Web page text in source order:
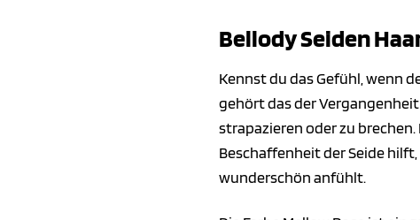
Bellody Seiden
Kennst du das Gefühl, wenn
gehört das der
strapazieren oder zu
Beschaffenheit der Seide
wunderschön anfühlt.